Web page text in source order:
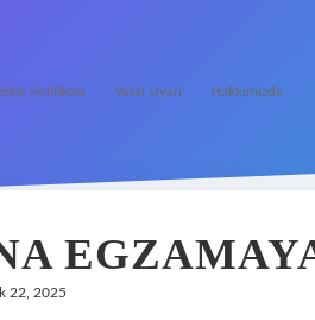
Politikası Yasal Uyarı Hakkımızda
22, 2025